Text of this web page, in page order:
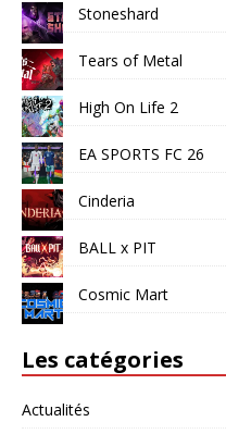
Stoneshard
Tears of Metal
High On Life 2
EA SPORTS FC 26
Cinderia
BALL x PIT
Cosmic Mart
Les catégories
Actualités